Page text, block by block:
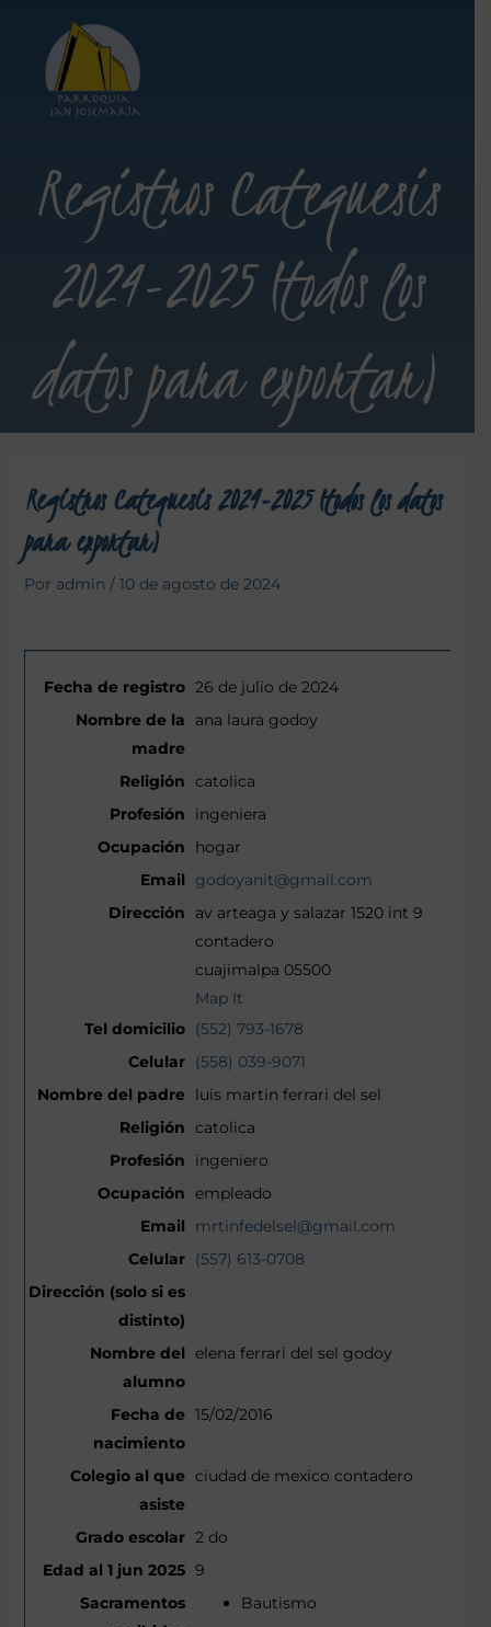
Registros Catequesis
2024-2025 (todos los
datos para exportar)
Registros Catequesis 2024-2025 (todos los datos
para exportar)
Por admin / 10 de agosto de 2024
26 de julio de 2024
ana laura godoy
catolica
ingeniera
hogar
godoyanit@gmail.com
av arteaga y salazar 1520 int 9
contadero
cuajimalpa 05500
Map It
(552) 793-1678
(558) 039-9071
luis martin ferrari del sel
catolica
ingeniero
empleado
mrtinfedelsel@gmail.com
(557) 613-0708
elena ferrari del sel godoy
15/02/2016
ciudad de mexico contadero
2 do
9
Bautismo